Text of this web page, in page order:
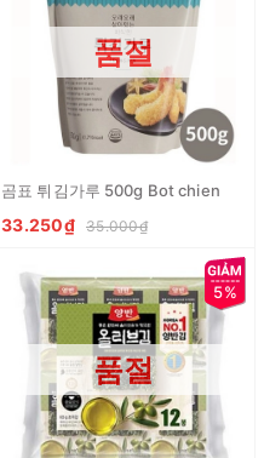
품절
곰표 튀김가루 500g Bot chien
33.250₫ 35.000₫
5%
품절